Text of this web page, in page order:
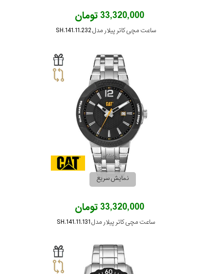
33,320,000 تومان
ساعت مچی کاتر پیلار مدل SH.141.11.232
نمایش سریع
33,320,000 تومان
ساعت مچی کاتر پیلار مدل SH.141.11.131